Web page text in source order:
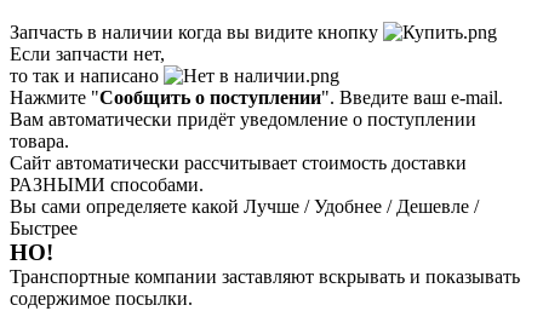
Запчасть в наличии когда вы видите кнопку
Если запчасти нет,
то так и написано
Нажмите "Сообщить о поступлении". Введите ваш e-mail.
Вам автоматически придёт уведомление о поступлении
товара.
Сайт автоматически рассчитывает стоимость доставки
РАЗНЫМИ способами.
Вы сами определяете какой Лучше / Удобнее / Дешевле /
Быстрее
НО!
Транспортные компании заставляют вскрывать и показывать
содержимое посылки.